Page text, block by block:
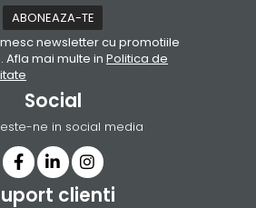
newsletter cu promotiile
Afla mai multe in Politica de
Social
ne in social media
clienti